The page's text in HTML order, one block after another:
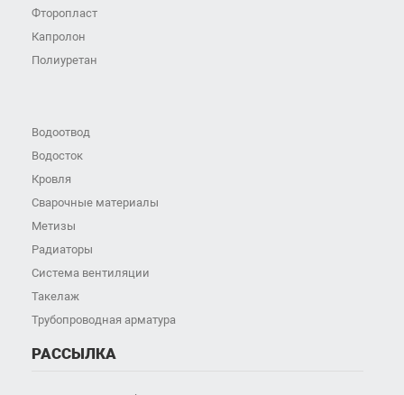
Фторопласт
Капролон
Полиуретан
Водоотвод
Водосток
Кровля
Сварочные материалы
Метизы
Радиаторы
Система вентиляции
Такелаж
Трубопроводная арматура
РАССЫЛКА